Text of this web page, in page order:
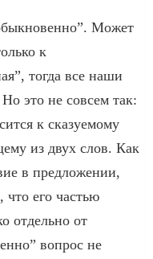
Может
к
тогда все наши
это не совсем так:
к сказуемому
из двух слов. Как
в предложении,
что его частью
отдельно от
вопрос не